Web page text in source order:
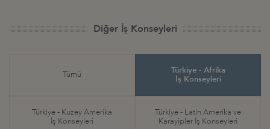
Diğer İş Konseyleri
Tümü
Türkiye - Afrika
İş Konseyleri
Türkiye - Kuzey Amerika
İş Konseyleri
Türkiye - Latin Amerika ve
Karayipler İş Konseyleri